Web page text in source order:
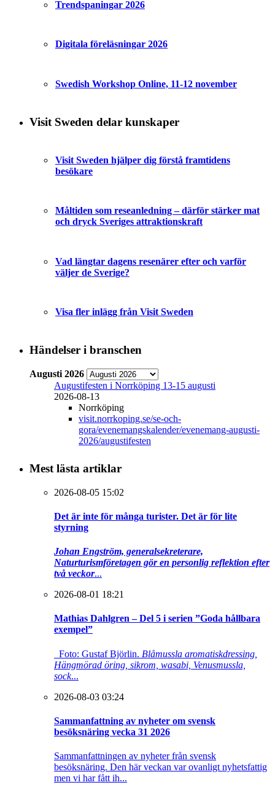
Trendspaningar 2026
Digitala föreläsningar 2026
Swedish Workshop Online, 11-12 november
Visit Sweden delar kunskaper
Visit Sweden hjälper dig förstå framtidens
besökare
Måltiden som reseanledning – därför stärker mat
och dryck Sveriges attraktionskraft
Vad längtar dagens resenärer efter och varför
väljer de Sverige?
Visa fler inlägg från Visit Sweden
Händelser i branschen
Augusti 2026
Augustifesten i Norrköping 13-15 augusti
2026-08-13
Norrköping
visit.norrkoping.se/se-och-
gora/evenemangskalender/evenemang-augusti-
2026/augustifesten
Mest lästa artiklar
2026-08-05 15:02
Det är inte för många turister. Det är för lite
styrning
Johan Engström, generalsekreterare,
Naturturismföretagen gör en personlig reflektion efter
två veckor...
2026-08-01 18:21
Mathias Dahlgren – Del 5 i serien ”Goda hållbara
exempel”
Foto: Gustaf Björlin. Blåmussla aromatiskdressing,
Hängmörad öring, sikrom, wasabi, Venusmussla,
sock...
2026-08-03 03:24
Sammanfattning av nyheter om svensk
besöksnäring vecka 31 2026
Sammanfattningen av nyheter från svensk
besöksnäring. Den här veckan var ovanligt nyhetsfattig
men vi har fått ih...